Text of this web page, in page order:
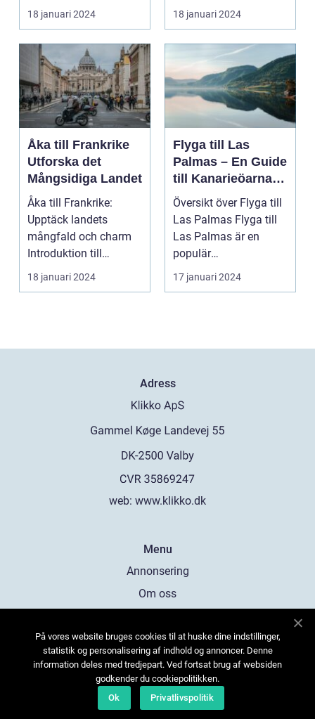
beläget i sydvästra
Europa på...
18 januari 2024
landskap ...
18 januari 2024
Åka till Frankrike
Utforska det
Mångsidiga Landet
Åka till Frankrike:
Upptäck landets
mångfald och charm
Introduktion till
Frankrike och dess
popular...
18 januari 2024
Flyga till Las
Palmas – En Guide
till Kanarieöarnas
Pärla
Översikt över Flyga till
Las Palmas Flyga till
Las Palmas är en
populär
semesterdestination
för män...
17 januari 2024
Adress
web: www.klikko.dk
Menu
Annonsering
Om oss
Kontakta oss
Sitemap
På vores website bruges cookies til at huske dine indstillinger,
statistik og personalisering af indhold og annoncer. Denne
information deles med tredjepart. Ved fortsat brug af websiden
godkender du cookiepolitikken.
Ok
Privatlivspolitik